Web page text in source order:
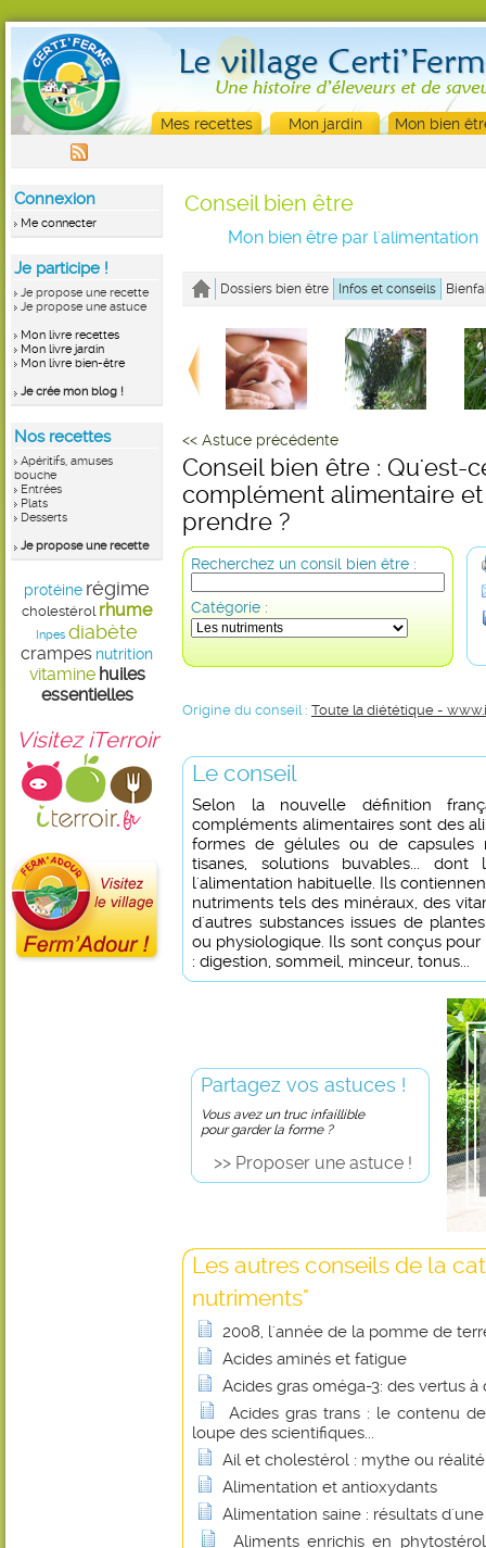
Mes recettes Mon jardin Mon bien
Connexion
Me connecter
Je participe !
Je propose une recette
Je propose une astuce
Mon livre recettes
Mon livre jardin
Mon livre bien-être
Je crée mon blog !
Nos recettes
Apéritifs, amuses
bouche
Entrées
Plats
Desserts
Je propose une recette
protéine régime
cholestérol rhume
Inpes diabète
crampes nutrition
vitamine huiles
essentielles
Visitez iTerroir
Conseil bien être
Mon bien être par l'alimentation
Dossiers bien être Infos et conseils
<< Astuce précédente
Conseil bien être : Qu'est-
complément alimentaire
prendre ?
Recherchez un consil bien être :
Catégorie :
Origine du conseil : Toute la diététique -
Le conseil
Selon la nouvelle définition
compléments alimentaires sont des
formes de gélules ou de capsules
tisanes, solutions buvables...
l'alimentation habituelle. Ils
nutriments tels des minéraux, des
d'autres substances issues de
ou physiologique. Ils sont conçus
: digestion, sommeil, minceur, tonus...
Partagez vos astuces !
Vous avez un truc infaillible
pour garder la forme ?
>> Proposer une astuce !
Les autres conseils de la
nutriments"
2008, l'année de la pomme de
Acides aminés et fatigue
Acides gras oméga-3: des vertus à
Acides gras trans : le contenu
loupe des scientifiques...
Ail et cholestérol : mythe ou réalité
Alimentation et antioxydants
Alimentation saine : résultats
Aliments enrichis en